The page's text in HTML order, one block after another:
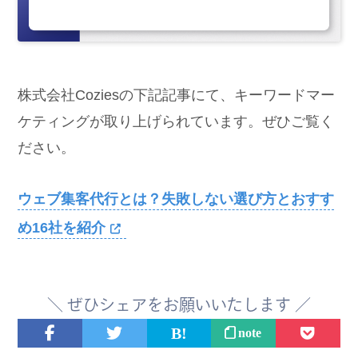
株式会社Coziesの下記記事にて、キーワードマー
ケティングが取り上げられています。ぜひご覧く
ださい。
ウェブ集客代行とは？失敗しない選び方とおすす
め16社を紹介
＼ ぜひシェアをお願いいたします ／
note